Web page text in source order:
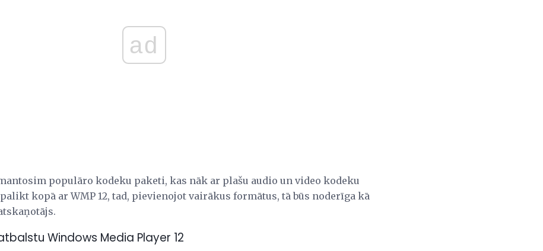
ad
populāro kodeku paketi, kas nāk ar plašu audio un video kodeku
kopā ar WMP 12, tad, pievienojot vairākus formātus, tā būs noderīga kā
Windows Media Player 12